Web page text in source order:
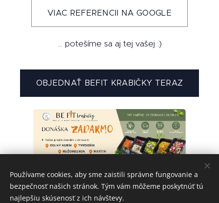
VIAC REFERENCII NA GOOGLE
... potešíme sa aj tej vašej :)
OBJEDNAŤ BEFIT KRABIČKY TERAZ
Používame cookies, aby sme zaistili správne fungovanie a
bezpečnosť našich stránok. Tým vám môžeme poskytnúť tú
najlepšiu skúsenosť z ich návštevy.